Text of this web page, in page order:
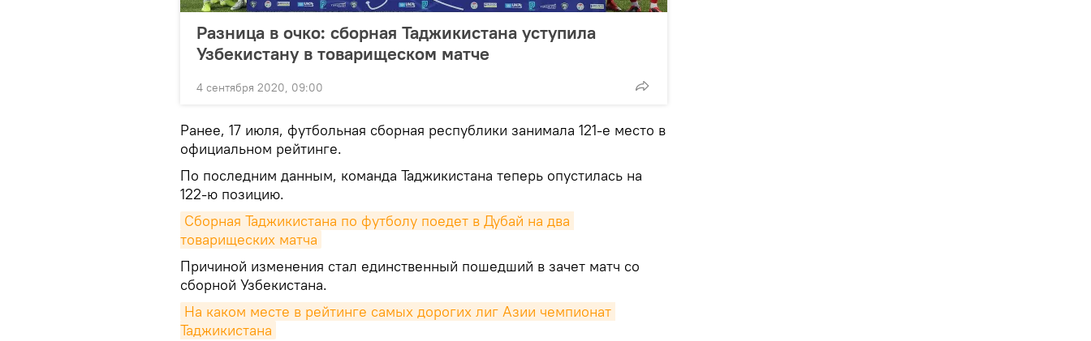
Разница в очко: сборная Таджикистана уступила
Узбекистану в товарищеском матче
4 сентября 2020, 09:00
Ранее, 17 июля, футбольная сборная республики занимала 121-е место в
официальном рейтинге.
По последним данным, команда Таджикистана теперь опустилась на
122-ю позицию.
Cборная Таджикистана по футболу поедет в Дубай на два
товарищеских матча
Причиной изменения стал единственный пошедший в зачет матч со
сборной Узбекистана.
На каком месте в рейтинге самых дорогих лиг Азии чемпионат
Таджикистана